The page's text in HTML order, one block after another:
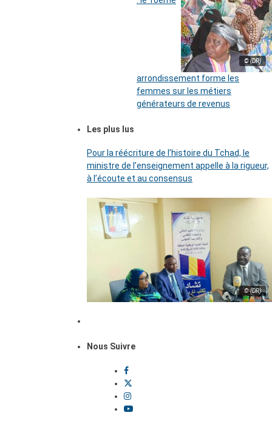
© (DR)
arrondissement forme les
femmes sur les métiers
générateurs de revenus
Les plus lus
Pour la réécriture de l’histoire du Tchad, le
ministre de l’enseignement appelle à la rigueur,
à l’écoute et au consensus
© (DR)
Nous Suivre